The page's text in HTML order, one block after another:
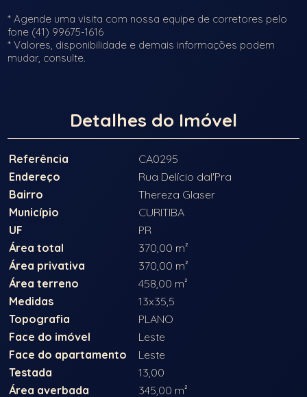
* Agende uma visita com nossa equipe de corretores pelo
fone (41) 99675-1616
* Valores, disponibilidade e demais informações podem
mudar, consulte.
Detalhes do Imóvel
Referência
CA0295
Endereço
Rua Delício dal'Pra
Bairro
Thereza Glaser
Município
CURITIBA
UF
PR
Área total
370,00 m²
Área privativa
370,00 m²
Área terreno
458,00 m²
Medidas
13x35,5
Topografia
PLANO
Face do imóvel
Leste
Face do apartamento
Leste
Testada
13,00
Área averbada
345,00 m²